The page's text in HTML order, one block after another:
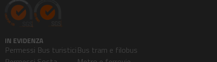
IN EVIDENZA
Permessi Bus turisticiBus tram e filobus